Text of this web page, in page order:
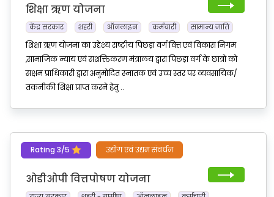
शिक्षा ऋण योजना
केंद्र सरकार शहरी ऑनलाइन कर्मचारी सामान्य जाति
शिक्षा ऋण योजना का उद्देश्य राष्ट्रीय पिछड़ा वर्ग वित्त एवं विकास निगम
,सामाजिक न्याय एवं सशक्तिकरण मंत्रालय द्वारा पिछड़ा वर्ग के छात्रो को
सक्षम प्राधिकारी द्वारा अनुमोदित स्नातक एवं उच्च स्तर पर व्यवसायिक/
तकनीकी शिक्षा प्राप्त करने हेतु ..
Rating 3/5 उद्योग एवं उद्यम संवर्धन
ओडीओपी वित्तपोषण योजना